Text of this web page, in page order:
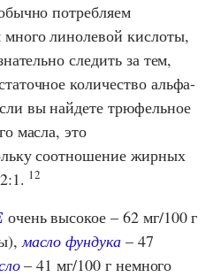
потребляем
линолевой кислоты,
следить за тем,
количество альфа-
вы найдете трюфельное
масла, это
соотношение жирных
12
очень высокое – 62 мг/100 г
масло фундука– 47
– 41 мг/100 г немного